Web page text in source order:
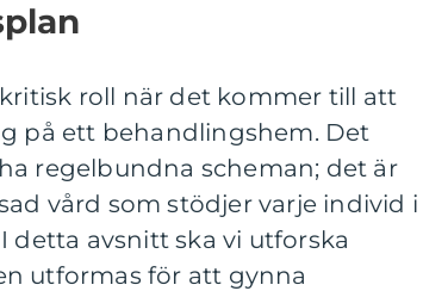
roll när det kommer till att
på ett behandlingshem. Det
regelbundna scheman; det är
vård som stödjer varje individ i
detta avsnitt ska vi utforska
utformas för att gynna